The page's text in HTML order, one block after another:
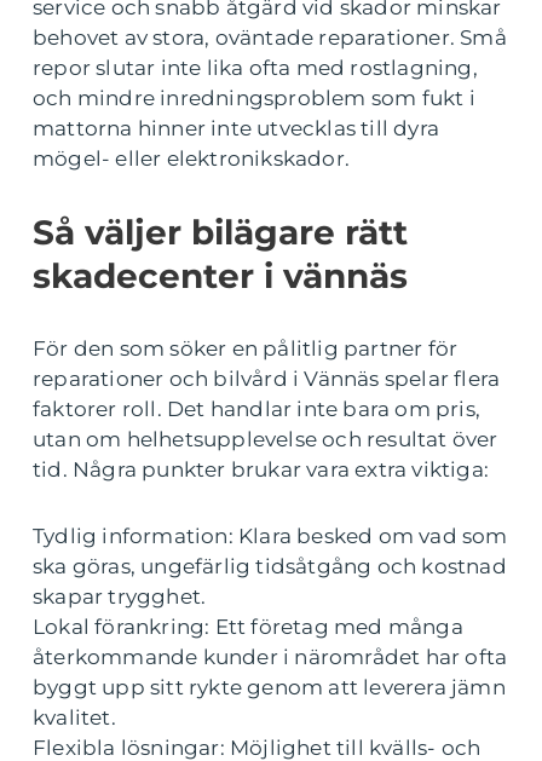
service och snabb åtgärd vid skador minskar
behovet av stora, oväntade reparationer. Små
repor slutar inte lika ofta med rostlagning,
och mindre inredningsproblem som fukt i
mattorna hinner inte utvecklas till dyra
mögel- eller elektronikskador.
Så väljer bilägare rätt
skadecenter i vännäs
För den som söker en pålitlig partner för
reparationer och bilvård i Vännäs spelar flera
faktorer roll. Det handlar inte bara om pris,
utan om helhetsupplevelse och resultat över
tid. Några punkter brukar vara extra viktiga:
Tydlig information: Klara besked om vad som
ska göras, ungefärlig tidsåtgång och kostnad
skapar trygghet.
Lokal förankring: Ett företag med många
återkommande kunder i närområdet har ofta
byggt upp sitt rykte genom att leverera jämn
kvalitet.
Flexibla lösningar: Möjlighet till kvälls- och